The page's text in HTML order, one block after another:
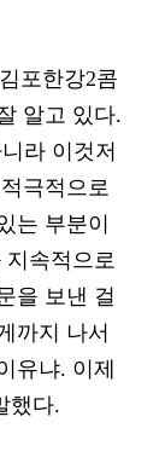
포한강2콤
알고 있다.
라 이것저
극적으로
는 부분이
지속적으로
을 보낸 걸
까지 나서
유냐. 이제
했다.